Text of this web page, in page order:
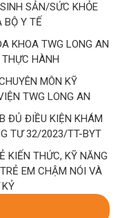
SẢN/SỨC KHỎE
BỘ Y TẾ
KHOA TWG LONG AN
HÀNH
MÔN KỸ
TWG LONG AN
ĐỦ ĐIỀU KIỆN KHÁM
TƯ 32/2023/TT-BYT
KIẾN THỨC, KỸ NĂNG
EM CHẬM NÓI VÀ